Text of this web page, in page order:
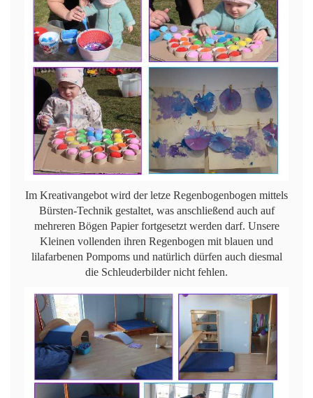
Im Kreativangebot wird der letze Regenbogenbogen mittels
Bürsten-Technik gestaltet, was anschließend auch auf
mehreren Bögen Papier fortgesetzt werden darf. Unsere
Kleinen vollenden ihren Regenbogen mit blauen und
lilafarbenen Pompoms und natürlich dürfen auch diesmal
die Schleuderbilder nicht fehlen.